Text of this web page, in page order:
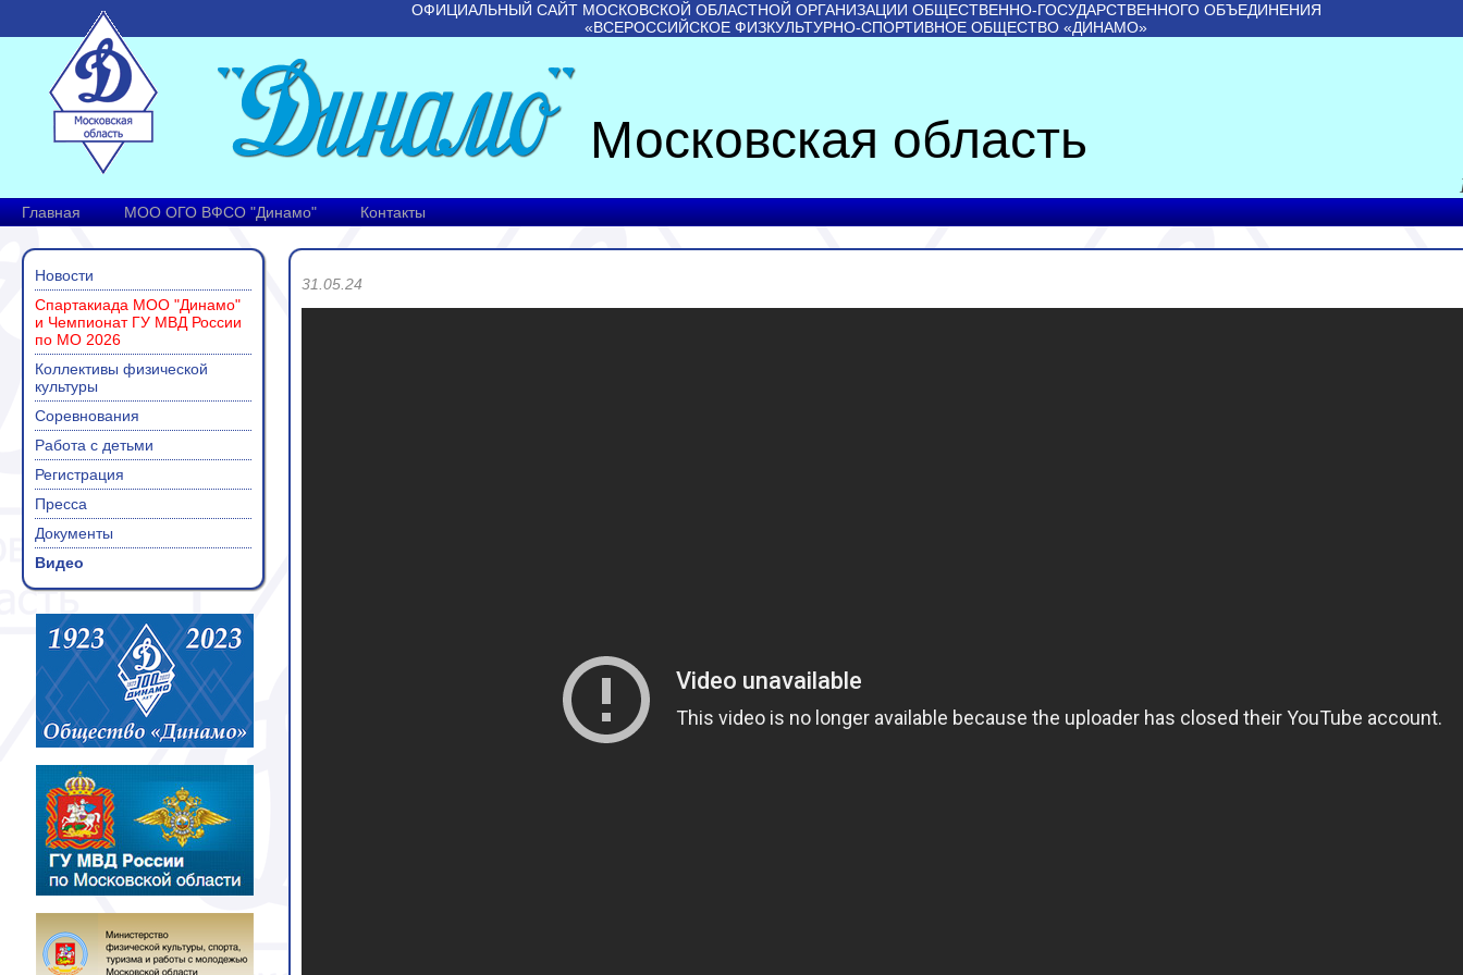
ОФИЦИАЛЬНЫЙ САЙТ МОСКОВСКОЙ ОБЛАСТНОЙ ОРГАНИЗАЦИИ ОБЩЕСТВЕННО-ГОСУДАРСТВЕННОГО ОБЪЕДИНЕНИЯ
«ВСЕРОССИЙСКОЕ ФИЗКУЛЬТУРНО-СПОРТИВНОЕ ОБЩЕСТВО «ДИНАМО»
Московская область
Главная МОО ОГО ВФСО "Динамо" Контакты
Новости
Спартакиада МОО "Динамо"
и Чемпионат ГУ МВД России
по МО 2026
Коллективы физической
культуры
Соревнования
Работа с детьми
Регистрация
Пресса
Документы
Видео
31.05.24